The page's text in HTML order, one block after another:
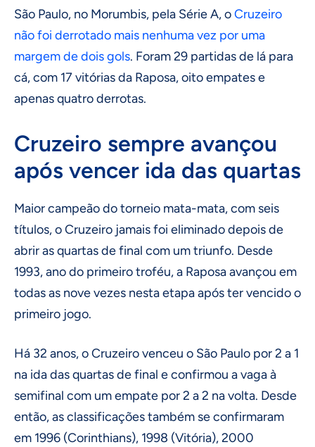
São Paulo, no Morumbis, pela Série A, oCruzeiro
não foi derrotado mais nenhuma vez por uma
margem de dois gols. Foram 29 partidas de lá para
cá, com 17 vitórias da Raposa, oito empates e
apenas quatro derrotas.
Cruzeiro sempre avançou
após vencer ida das quartas
Maior campeão do torneio mata-mata, com seis
títulos, o Cruzeiro jamais foi eliminado depois de
abrir as quartas de final com um triunfo. Desde
1993, ano do primeiro troféu, a Raposa avançou em
todas as nove vezes nesta etapa após ter vencido o
primeiro jogo.
Há 32 anos, o Cruzeiro venceu o São Paulo por 2 a 1
na ida das quartas de final e confirmou a vaga à
semifinal com um empate por 2 a 2 na volta. Desde
então, as classificações também se confirmaram
em 1996 (Corinthians), 1998 (Vitória), 2000